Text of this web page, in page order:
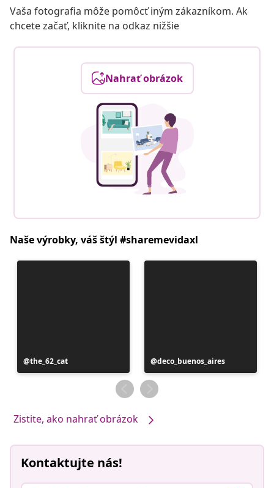
Vaša fotografia môže pomôcť iným zákazníkom. Ak
chcete začať, kliknite na odkaz nižšie
Nahrať obrázok
Naše výrobky, váš štýl #sharemevidaxl
Príspevok
zverejnil
the_62_cat
Príspevok
zverejnil
deco_buenos_aires
Zistite, ako nahrať obrázok
Kontaktujte nás!